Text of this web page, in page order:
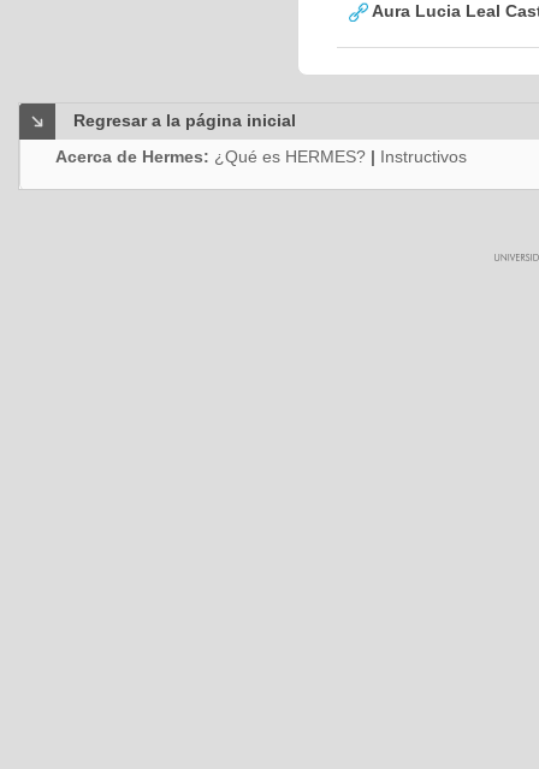
Aura Lucia Leal
Regresar a la página inicial
Acerca de Hermes: ¿Qué es HERMES? | Instructivos